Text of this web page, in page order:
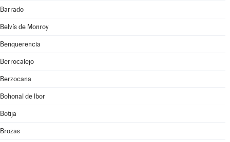
Barrado
Belvís de Monroy
Benquerencia
Berrocalejo
Berzocana
Bohonal de Ibor
Botija
Brozas